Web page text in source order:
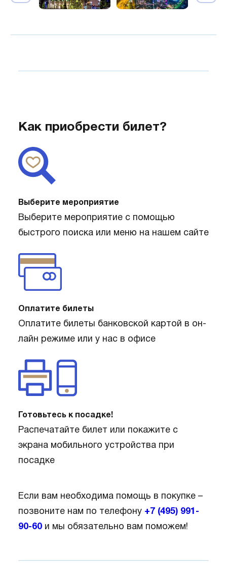
Как приобрести билет?
Выберите мероприятие
Выберите мероприятие с помощью
быстрого поиска или меню на нашем сайте
Оплатите билеты
Оплатите билеты банковской картой в он-
лайн режиме или у нас в офисе
Готовьтесь к посадке!
Распечатайте билет или покажите с
экрана мобильного устройства при
посадке
Если вам необходима помощь в покупке –
позвоните нам по телефону +7 (495) 991-
90-60и мы обязательно вам поможем!